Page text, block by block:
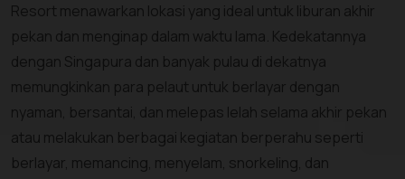
Resort menawarkan lokasi yang ideal untuk liburan akhir
pekan dan menginap dalam waktu lama. Kedekatannya
dengan Singapura dan banyak pulau di dekatnya
memungkinkan para pelaut untuk berlayar dengan
nyaman, bersantai, dan melepas lelah selama akhir pekan
atau melakukan berbagai kegiatan berperahu seperti
berlayar, memancing, menyelam, snorkeling, dan